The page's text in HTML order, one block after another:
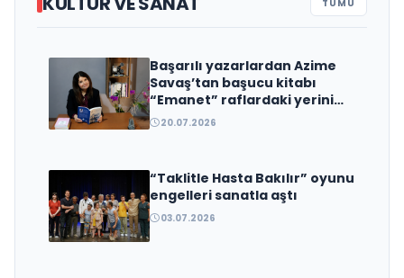
TÜMÜ
Edebiyat Dünyasında Bir Genç
Deha Doğuyor: Dilruba Engin
ve Zift Karası Evreni ‘AVENOİR’
Başarılı yazarlardan Azime
Savaş’tan başucu kitabı
“Emanet” raflardaki yerini
aldı
20.07.2026
“Taklitle Hasta Bakılır” oyunu
engelleri sanatla aştı
03.07.2026